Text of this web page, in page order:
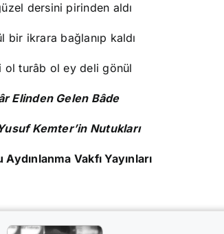
dersini pirinden aldı
bir ikrara bağlanıp kaldı
ol turâb ol ey deli gönül
Elinden Gelen Bâde
Kemter’in Nutukları
Vakfı Yayınları